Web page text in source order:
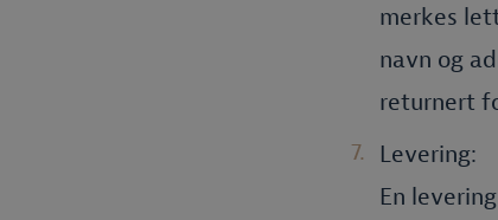
merkes
navn og
returnert
Levering:
En